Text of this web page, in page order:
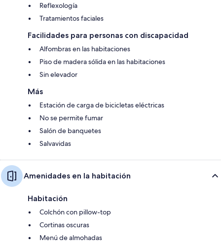
Reflexología
Tratamientos faciales
Facilidades para personas con discapacidad
Alfombras en las habitaciones
Piso de madera sólida en las habitaciones
Sin elevador
Más
Estación de carga de bicicletas eléctricas
No se permite fumar
Salón de banquetes
Salvavidas
Amenidades en la habitación
Habitación
Colchón con pillow-top
Cortinas oscuras
Menú de almohadas